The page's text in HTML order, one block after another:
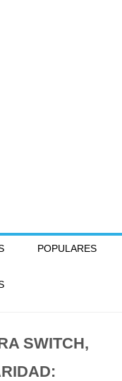
POPULARES
SWITCH,